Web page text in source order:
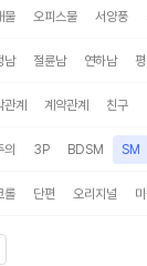
물 오피스물 서양풍
남 절륜남 연하남
관계 계약관계 친구
의 3P BDSM SM
롤 단편 오리지널